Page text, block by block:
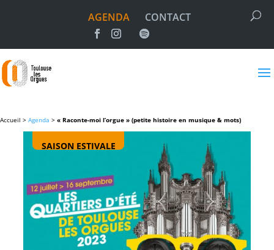
AGENDA CONTACT
Accueil > Agenda > « Raconte-moi l’orgue » (petite histoire en musique & mots)
SAISON ESTIVALE